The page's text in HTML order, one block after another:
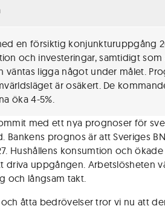
en försiktig konjunkturuppgång
och investeringar, samtidigt
väntas ligga något under målet.
är osäkert. De
öka 4-5%.
med ett nya prognoser för
Bankens prognos är att Sveriges
Hushållens konsumtion och
driva uppgången. Arbetslösheten
och långsam takt.
och åtta bedrövelser tror vi nu att